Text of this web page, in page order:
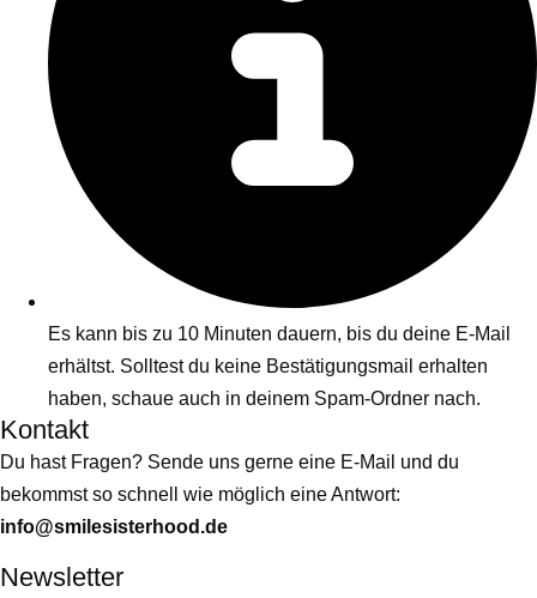
Es kann bis zu 10 Minuten dauern, bis du deine E-Mail
erhältst. Solltest du keine Bestätigungsmail erhalten
haben, schaue auch in deinem Spam-Ordner nach.
Kontakt
Du hast Fragen? Sende uns gerne eine E-Mail und du
bekommst so schnell wie möglich eine Antwort:
info@smilesisterhood.de
Newsletter